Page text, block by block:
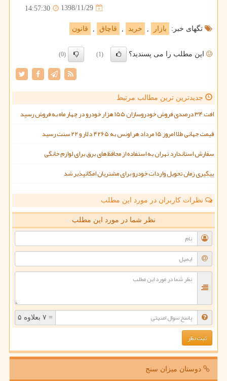
1398/11/29
14:57:30
تگهای خبر: بازار خرید قاچاق قانون
این مطلب را می پسندید؟ (1)
(0)
جدیدترین ترین مطالب مرتبط
افت ۳۴ درصدی فروش خودروسازان ۱۵۵ هزار خودرو در چهار ماه به فروش رسید
قیمت جهانی طلا امروز ۱۵ مرداد هر اونس به ۴۲۶۵ دلار و ۲۲ سنت رسید
سفارش استاندارد تهران به استفاده از محافظ های برق برای لوازم خانگی
پیگیری زمان تحویل واردات خودرو برای مشتریان امکانپذیر شد
نظرات کاربران در مورد این مطلب
نظر شما در مورد این مطلب
= ۷ بعلاوه ۵
دوستان میزان سنج